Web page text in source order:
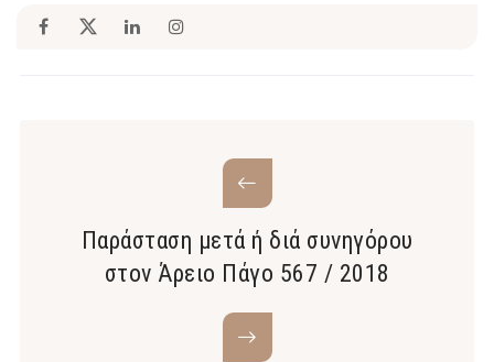
Παράσταση μετά ή διά συνηγόρου
στον Άρειο Πάγο 567 / 2018